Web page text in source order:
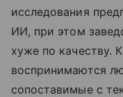
исследования
ИИ, при этом
хуже по качеству.
воспринимаются
сопоставимые с